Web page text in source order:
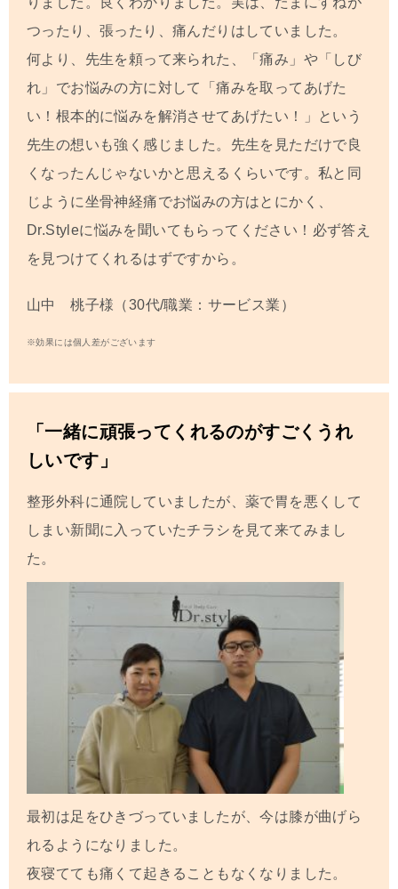
つったり、張ったり、痛んだりはしていました。
何より、先生を頼って来られた、「痛み」や「しび
れ」でお悩みの方に対して「痛みを取ってあげた
い！根本的に悩みを解消させてあげたい！」という
先生の想いも強く感じました。先生を見ただけで良
くなったんじゃないかと思えるくらいです。私と同
じように坐骨神経痛でお悩みの方はとにかく、
Dr.Styleに悩みを聞いてもらってください！必ず答え
を見つけてくれるはずですから。
山中 桃子様（30代/職業：サービス業）
※効果には個人差がございます
「一緒に頑張ってくれるのがすごくうれ
しいです」
整形外科に通院していましたが、薬で胃を悪くして
しまい新聞に入っていたチラシを見て来てみまし
た。
最初は足をひきづっていましたが、今は膝が曲げら
れるようになりました。
夜寝てても痛くて起きることもなくなりました。